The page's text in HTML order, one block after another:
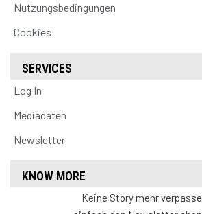
Nutzungsbedingungen
Cookies
SERVICES
Log In
Mediadaten
Newsletter
KNOW MORE
Keine Story mehr